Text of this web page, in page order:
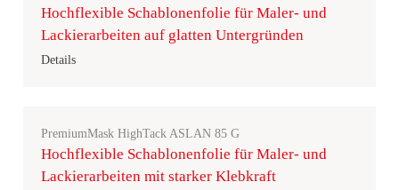
Hochflexible Schablonenfolie für Maler- und
Lackierarbeiten auf glatten Untergründen
Details
PremiumMask HighTack ASLAN 85 G
Hochflexible Schablonenfolie für Maler- und
Lackierarbeiten mit starker Klebkraft